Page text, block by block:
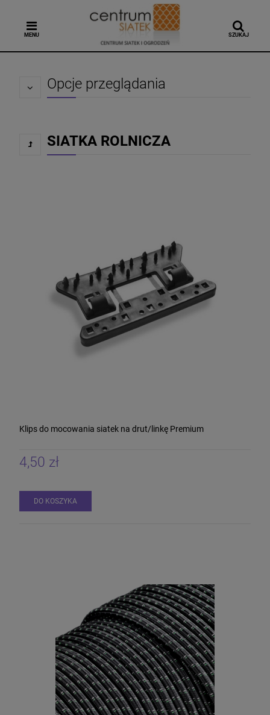
MENU SZUKAJ
Siatka Leśna węzłowa 150/16/10 25m PCV
250,00 zł
DO KOSZYKA
Opcje przeglądania
SIATKA ROLNICZA
Klips do mocowania siatek na drut/linkę Premium
4,50 zł
DO KOSZYKA